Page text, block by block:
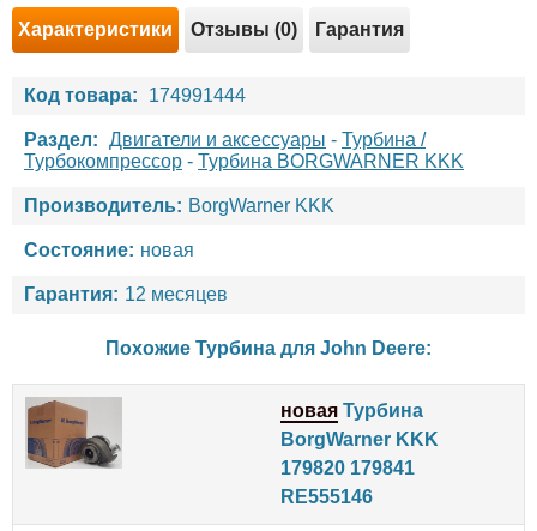
Характеристики Отзывы (0) Гарантия
Код товара: 174991444
Раздел: Двигатели и аксессуары - Турбина /
Турбокомпрессор - Турбина BORGWARNER KKK
Производитель: BorgWarner KKK
Состояние: новая
Гарантия: 12 месяцев
Похожие Турбина для John Deere:
новая Турбина
BorgWarner KKK
179820 179841
RE555146